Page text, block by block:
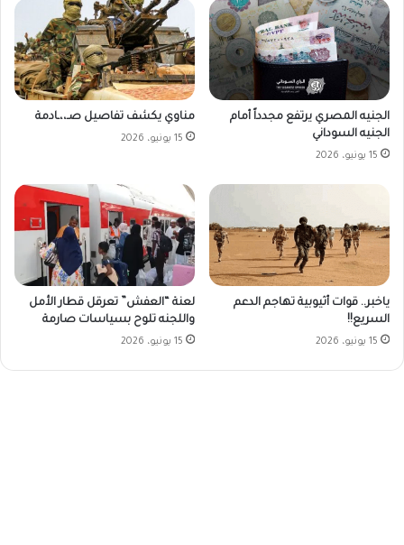
الجنيه المصري يرتفع مجدداً أمام
الجنيه السوداني
15 يونيو، 2026
مناوي يكشف تفاصيل صـ،،ـادمة
15 يونيو، 2026
ياخبر.. قوات أثيوبية تهاجم الدعم
السريع!!
15 يونيو، 2026
لعنة “العفش” تعرقل قطار الأمل
واللجنه تلوح بسياسات صارمة
15 يونيو، 2026